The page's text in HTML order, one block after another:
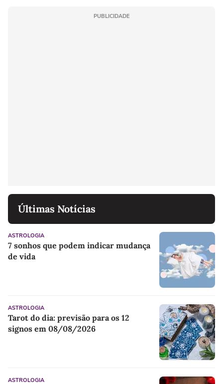
PUBLICIDADE
Últimas Notícias
ASTROLOGIA
7 sonhos que podem indicar mudança
de vida
ASTROLOGIA
Tarot do dia: previsão para os 12
signos em 08/08/2026
ASTROLOGIA